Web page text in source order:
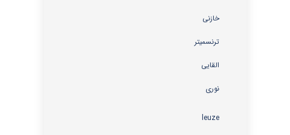
خازنی
ترنسمیتر
القایی
نوری
leuze